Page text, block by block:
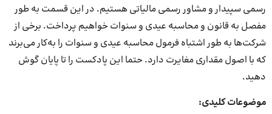
رسمی سپیدار و مشاور رسمی مالیاتی هستیم. در این قسمت به طور
مفصل به قانون و محاسبه عیدی و سنوات خواهیم پرداخت. برخی از
شرکت‌ها به طور اشتباه فرمول محاسبه عیدی و سنوات را به‌کار می‌برند
که با اصول مقداری مغایرت دارد. حتما این پادکست را تا پایان گوش
دهید.
موضوعات کلیدی: